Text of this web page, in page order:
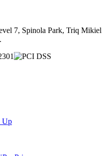
7, Spinola Park, Triq Mikiel
Up